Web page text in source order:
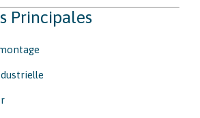
Principales